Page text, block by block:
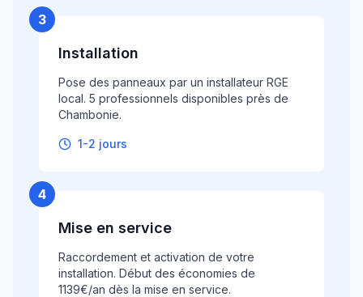
3
Installation
Pose des panneaux par un installateur RGE
local. 5 professionnels disponibles près de
Chambonie.
1-2 jours
4
Mise en service
Raccordement et activation de votre
installation. Début des économies de
1139€/an dès la mise en service.